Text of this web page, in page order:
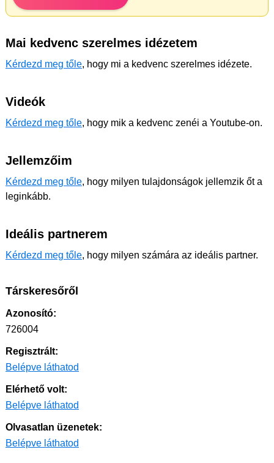
Mai kedvenc szerelmes idézetem
Kérdezd meg tőle, hogy mi a kedvenc szerelmes idézete.
Videók
Kérdezd meg tőle, hogy mik a kedvenc zenéi a Youtube-on.
Jellemzőim
Kérdezd meg tőle, hogy milyen tulajdonságok jellemzik őt a
leginkább.
Ideális partnerem
Kérdezd meg tőle, hogy milyen számára az ideális partner.
Társkeresőről
Azonosító:
726004
Regisztrált:
Belépve láthatod
Elérhető volt:
Belépve láthatod
Olvasatlan üzenetek:
Belépve láthatod